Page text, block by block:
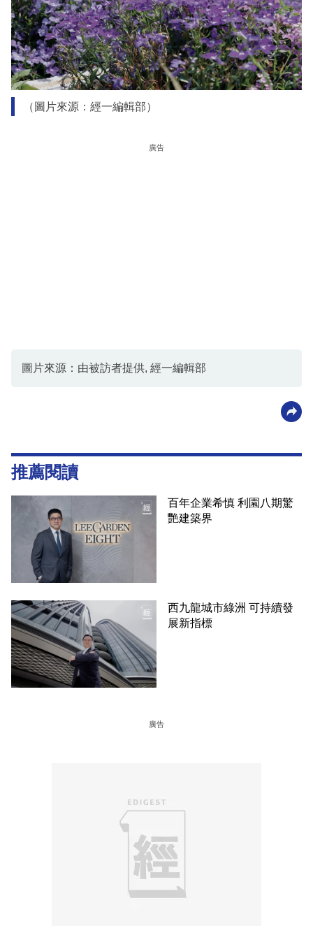
（圖片來源：經一編輯部）
廣告
圖片來源：由被訪者提供, 經一編輯部
推薦閱讀
百年企業希慎 利園八期驚
艷建築界
西九龍城市綠洲 可持續發
展新指標
廣告